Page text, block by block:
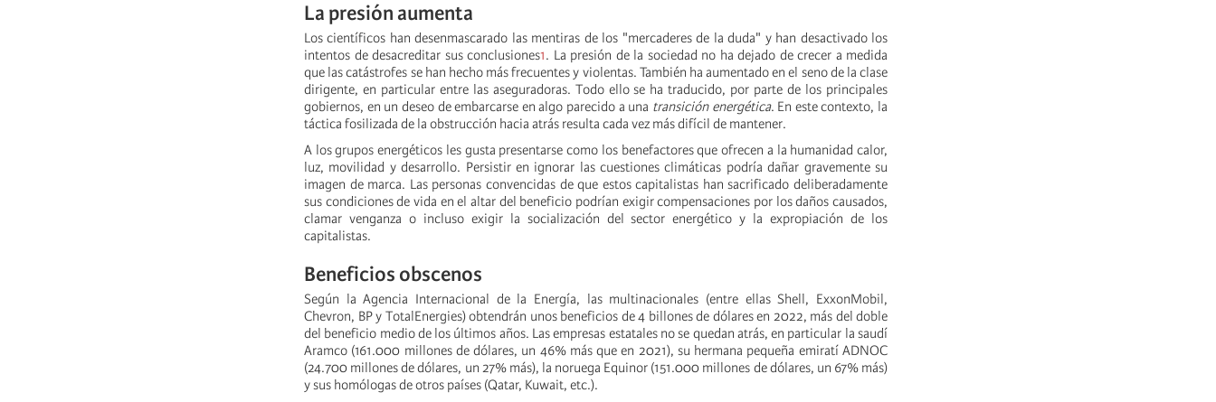
La presión aumenta
Los científicos han desenmascarado las mentiras de los "mercaderes de la duda" y han desactivado los
intentos de desacreditar sus conclusiones1. La presión de la sociedad no ha dejado de crecer a medida
que las catástrofes se han hecho más frecuentes y violentas. También ha aumentado en el seno de la clase
dirigente, en particular entre las aseguradoras. Todo ello se ha traducido, por parte de los principales
gobiernos, en un deseo de embarcarse en algo parecido a una transición energética. En este contexto, la
táctica fosilizada de la obstrucción hacia atrás resulta cada vez más difícil de mantener.
A los grupos energéticos les gusta presentarse como los benefactores que ofrecen a la humanidad calor,
luz, movilidad y desarrollo. Persistir en ignorar las cuestiones climáticas podría dañar gravemente su
imagen de marca. Las personas convencidas de que estos capitalistas han sacrificado deliberadamente
sus condiciones de vida en el altar del beneficio podrían exigir compensaciones por los daños causados,
clamar venganza o incluso exigir la socialización del sector energético y la expropiación de los
capitalistas.
Beneficios obscenos
Según la Agencia Internacional de la Energía, las multinacionales (entre ellas Shell, ExxonMobil,
Chevron, BP y TotalEnergies) obtendrán unos beneficios de 4 billones de dólares en 2022, más del doble
del beneficio medio de los últimos años. Las empresas estatales no se quedan atrás, en particular la saudí
Aramco (161.000 millones de dólares, un 46% más que en 2021), su hermana pequeña emiratí ADNOC
(24.700 millones de dólares, un 27% más), la noruega Equinor (151.000 millones de dólares, un 67% más)
y sus homólogas de otros países (Qatar, Kuwait, etc.).